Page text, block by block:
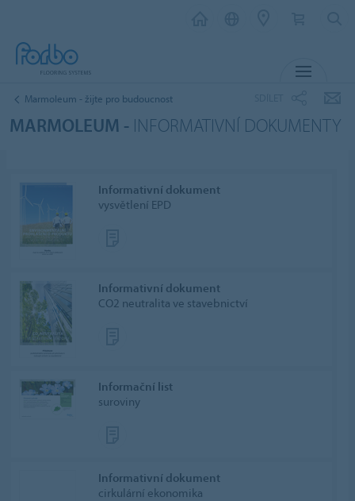
Marmoleum - žijte pro budoucnost
MARMOLEUM - INFORMATIVNÍ DOKUMENTY
Informativní dokument
vysvětlení EPD
Informativní dokument
CO2 neutralita ve stavebnictví
Informační list
suroviny
Informativní dokument
cirkulární ekonomika